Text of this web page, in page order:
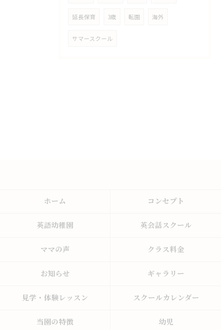
延長保育 3歳 転園 海外
サマースクール
ホーム コンセプト
英語幼稚園 英会話スクール
ママの声 クラス料金
お知らせ ギャラリー
見学・体験レッスン スクールカレンダー
当園の特徴 幼児